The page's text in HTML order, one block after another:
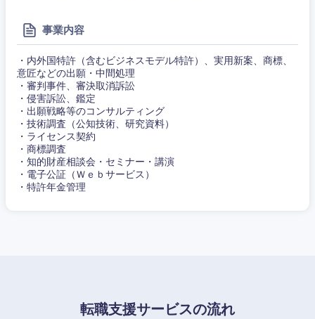
事業内容
・内外国特許（含むビジネスモデル特許）、実用新案、商標、
意匠などの出願・中間処理
・審判事件、審決取消訴訟
・侵害訴訟、鑑定
・出願戦略等のコンサルティング
・技術調査（公知技術、研究資料）
・ライセンス契約
・商標調査
・知的財産相談会・セミナー・講演
・電子公証（Ｗｅｂサービス）
・特許年金管理
転職支援サービスの流れ
不動産専
門職
建設・施
工管理
事務職
エンターテイメント
法律・特許事務所・監査法人
人材・アウトソーシング
サービス